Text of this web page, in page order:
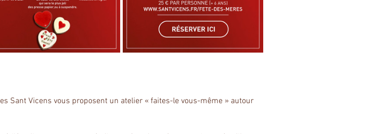
Sant Vicens vous proposent un atelier « faites-le vous-même » autour